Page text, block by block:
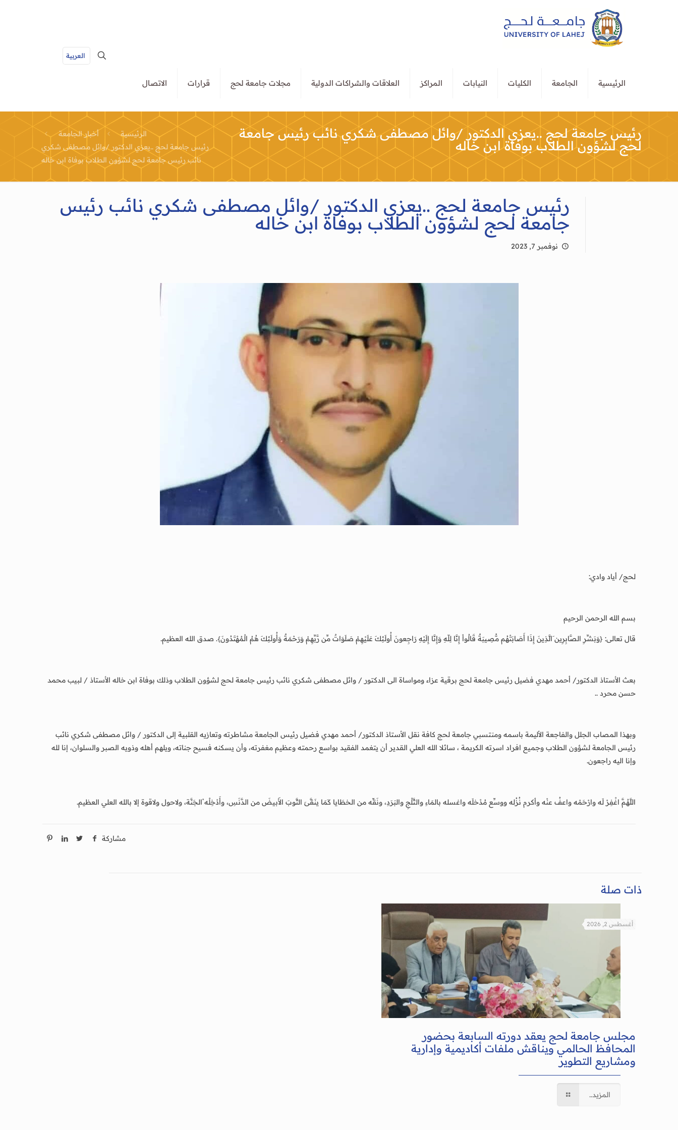
الرئيسية الجامعة الكليات النيابات المراكز العلاقات والشراكات الدولية مجلات جامعة لحج قرارات الاتصال
العربية
رئيس جامعة لحج ..يعزي الدكتور /وائل مصطفى شكري نائب رئيس جامعة
لحج لشؤون الطلاب بوفاة ابن خاله
الرئيسية
أخبار الجامعة
رئيس جامعة لحج ..يعزي الدكتور /وائل مصطفى شكري
نائب رئيس جامعة لحج لشؤون الطلاب بوفاة ابن خاله
رئيس جامعة لحج ..يعزي الدكتور /وائل مصطفى شكري نائب رئيس
جامعة لحج لشؤون الطلاب بوفاة ابن خاله
نوفمبر 7, 2023
لحج/ أياد وادي:
بسم الله الرحمن الرحيم
قال تعالى: {وَبَشِّرِ الصَّابِرِين َالَّذِينَ إِذَا أَصَابَتْهُم مُّصِيبَةٌ قَالُواْ إِنَّا لِلّهِ وَإِنَّا إِلَيْهِ رَاجِعونَ أُولَئِكَ عَلَيْهِمْ صَلَوَاتٌ مِّن رَّبِّهِمْ وَرَحْمَةٌ وَأُولَئِكَ هُمُ الْمُهْتَدُونَ}. صدق الله العظيم.
بعث الأستاذ الدكتور/ أحمد مهدي فضيل رئيس جامعة لحج برقية عزاء ومواساة الى الدكتور / وائل مصطفى شكري نائب رئيس جامعة لحج لشؤون الطلاب وذلك بوفاة ابن خاله الأستاذ / لبيب محمد
حسن محرد ..
وبهذا المصاب الجلل والفاجعة الأليمة باسمه ومنتسبي جامعة لحج كافة نقل الأستاذ الدكتور/ أحمد مهدي فضيل رئيس الجامعة مشاطرته وتعازيه القلبية إلى الدكتور / وائل مصطفى شكري نائب
رئيس الجامعة لشؤون الطلاب وجميع افراد اسرته الكريمة ، سائلا الله العلي القدير أن يتغمد الفقيد بواسع رحمته وعظيم مغفرته، وأن يسكنه فسيح جناته، ويلهم أهله وذويه الصبر والسلوان، إنا لله
وإنا اليه راجعون.
اللَّهُمَّ اغْفِرْ لَه وارْحَمْه واعفُ عنْه وأكرم نُزُله ووسِّع مُدْخلَه واغسله بالمَاءِ والثَّلْجِ والبَرَدِ، ونَقِّه من الخطَايا كَمَا ينَقَّىَ الثَّوبَ الأَبيضَ من الدَّنَسِ، وأَدْخِلْه ْالجَنَّة، ولاحول ولاقوة إلا بالله العلي العظيم.
مشاركة
ذات صلة
أغسطس 2, 2026
مجلس جامعة لحج يعقد دورته السابعة بحضور
المحافظ الحالمي ويناقش ملفات أكاديمية وإدارية
ومشاريع التطوير
المزيد..